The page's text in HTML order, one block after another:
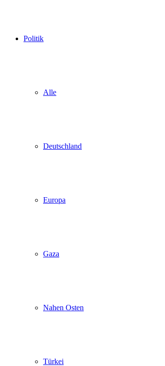
Politik
Alle
Deutschland
Europa
Gaza
Nahen Osten
Türkei